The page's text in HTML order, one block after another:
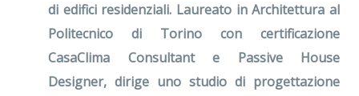
di edifici residenziali. Laureato in Architettura al
Politecnico di Torino con certificazione
CasaClima Consultant e Passive House
Designer, dirige uno studio di progettazione